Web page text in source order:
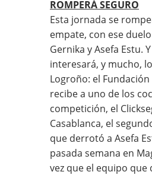
ROMPERÁ SEGURO
Esta jornada se
empate, con ese
Gernika y Asefa Estu.
interesará, y mucho,
Logroño: el
recibe a uno de los
competición, el
Casablanca, el
que derrotó a Asefa
pasada semana en
vez que el equipo que